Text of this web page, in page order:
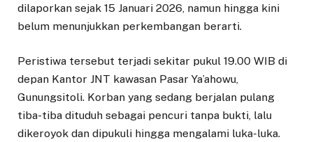
dilaporkan sejak 15 Januari 2026, namun hingga kini
belum menunjukkan perkembangan berarti.
Peristiwa tersebut terjadi sekitar pukul 19.00 WIB di
depan Kantor JNT kawasan Pasar Ya’ahowu,
Gunungsitoli. Korban yang sedang berjalan pulang
tiba-tiba dituduh sebagai pencuri tanpa bukti, lalu
dikeroyok dan dipukuli hingga mengalami luka-luka.